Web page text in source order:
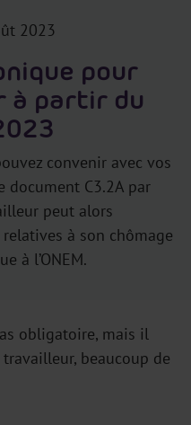
2023
pour
à partir du
convenir avec vos
C3.2A par
peut alors
à son chômage
à l’ONEM.
obligatoire, mais il
beaucoup de